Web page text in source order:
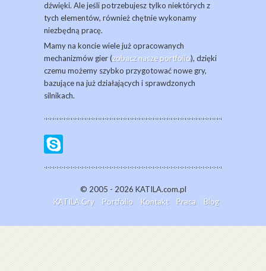
dźwięki. Ale jeśli potrzebujesz tylko niektórych z
tych elementów, również chętnie wykonamy
niezbędną pracę.
Mamy na koncie wiele już opracowanych
mechanizmów gier (zobacz nasze portfolio), dzięki
czemu możemy szybko przygotować nowe gry,
bazujące na już działających i sprawdzonych
silnikach.
© 2005 - 2026 KATILA.com.pl
KATILA Gry
Portfolio Kontakt Praca Blog